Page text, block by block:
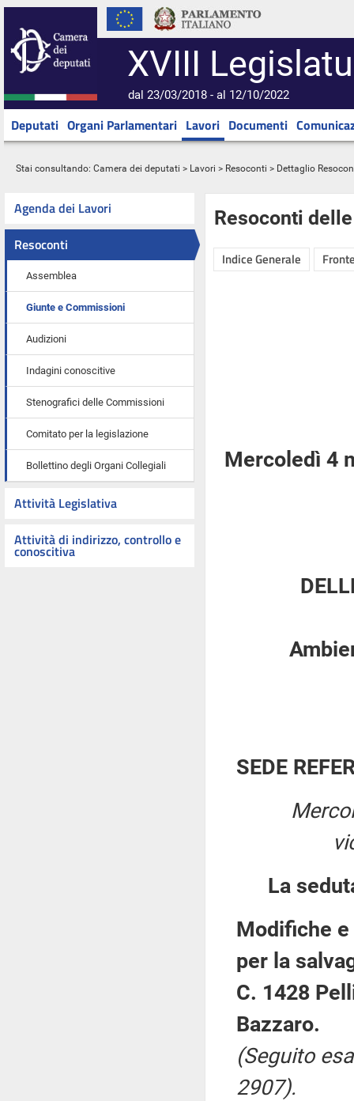
XVIII
dal 23/03/2018 - al 12/10/2022
Deputati Organi Parlamentari Lavori Documenti
Stai consultando: Camera dei deputati > Lavori > Resoconti > Dettaglio
Agenda dei Lavori
Resoconti
Assemblea
Giunte e Commissioni
Audizioni
Indagini conoscitive
Stenografici delle Commissioni
Comitato per la legislazione
Bollettino degli Organi Collegiali
Attività Legislativa
Attività di indirizzo, controllo e
conoscitiva
Resoconti
Indice Generale
Mercoledì 4
SEDE
La
Modifiche
per la
C. 1428
Bazzaro.
(Seguito
2907).